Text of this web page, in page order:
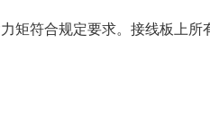
矩符合规定要求。接线板上所